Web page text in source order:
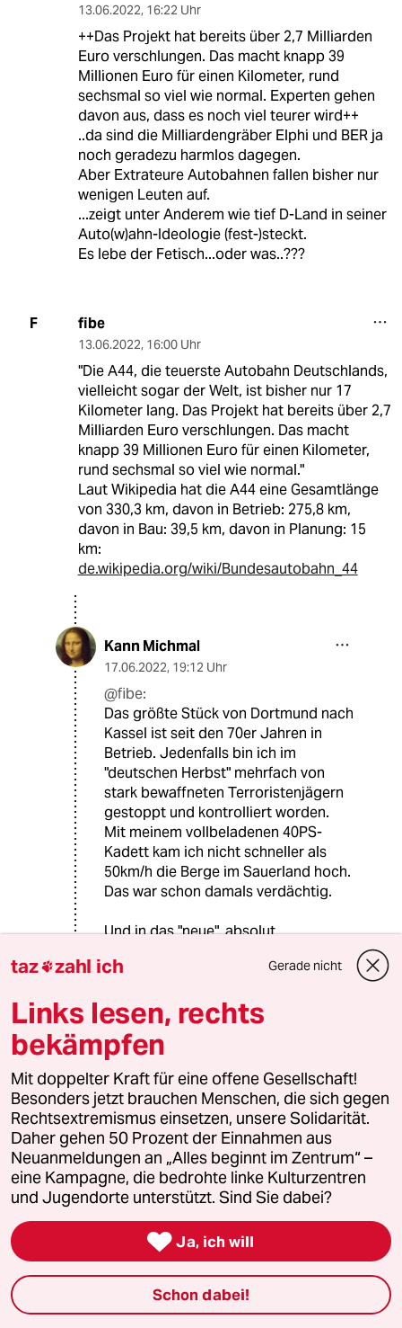
13.06.2022, 16:22 Uhr
++Das Projekt hat bereits über 2,7 Milliarden
Euro verschlungen. Das macht knapp 39
Millionen Euro für einen Kilometer, rund
sechsmal so viel wie normal. Experten gehen
davon aus, dass es noch viel teurer wird++
..da sind die Milliardengräber Elphi und BER ja
noch geradezu harmlos dagegen.
Aber Extrateure Autobahnen fallen bisher nur
wenigen Leuten auf.
...zeigt unter Anderem wie tief D-Land in seiner
Auto(w)ahn-Ideologie (fest-)steckt.
Es lebe der Fetisch...oder was..???
F fibe
13.06.2022, 16:00 Uhr
"Die A44, die teuerste Autobahn Deutschlands,
vielleicht sogar der Welt, ist bisher nur 17
Kilometer lang. Das Projekt hat bereits über 2,7
Milliarden Euro verschlungen. Das macht
knapp 39 Millionen Euro für einen Kilometer,
rund sechsmal so viel wie normal."
Laut Wikipedia hat die A44 eine Gesamtlänge
von 330,3 km, davon in Betrieb: 275,8 km,
davon in Bau: 39,5 km, davon in Planung: 15
km:
de.wikipedia.org/wiki/Bundesautobahn_44
Kann Michmal
17.06.2022, 19:12 Uhr
@fibe:
Das größte Stück von Dortmund nach
Kassel ist seit den 70er Jahren in
Betrieb. Jedenfalls bin ich im
"deutschen Herbst" mehrfach von
stark bewaffneten Terroristenjägern
gestoppt und kontrolliert worden.
Mit meinem vollbeladenen 40PS-
Kadett kam ich nicht schneller als
50km/h die Berge im Sauerland hoch.
Das war schon damals verdächtig.
Und in das "neue", absolut
ca. Herleshausen/Wommen wird seit
gebaut.
C2 Charly 267
17.06.2022,13:03 Uhr
@fibe:
Was wollt Ihr von unsren Beamten
anderes erwarten!
telejoshi
17.06.2022
@Charly 267:
Was können die Beamten dafür?
taz zahl ich Gerade nicht
Links lesen, rechts
bekämpfen
Mit doppelter Kraft für eine offene Gesellschaft!
Besonders jetzt brauchen Menschen, die sich gegen
Rechtsextremismus einsetzen, unsere Solidarität.
Daher gehen 50 Prozent der Einnahmen aus
Neuanmeldungen an „Alles beginnt im Zentrum“ –
eine Kampagne, die bedrohte linke Kulturzentren
und Jugendorte unterstützt. Sind Sie dabei?
 Ja, ich will
Schon dabei!